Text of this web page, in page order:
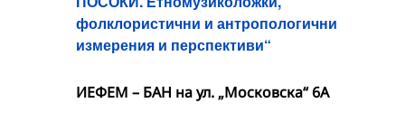
фолклористични и антропологични
измерения и перспективи“
ИЕФЕМ – БАН на ул. „Московска“ 6A